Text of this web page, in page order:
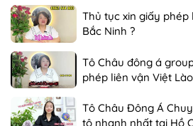
Thủ tục xin giấy phép
Bắc Ninh ?
Tô Châu đông á
phép liên vận Việt
Tô Châu Đông Á
tô nhanh nhất tại Hồ